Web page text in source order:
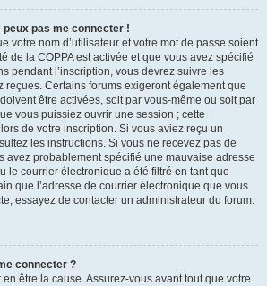
pas me connecter !
votre nom d’utilisateur et votre mot de passe soient
de la COPPA est activée et que vous avez spécifié
pendant l’inscription, vous devrez suivre les
reçues. Certains forums exigeront également que
être activées, soit par vous-même ou soit par
vous puissiez ouvrir une session ; cette
de votre inscription. Si vous aviez reçu un
les instructions. Si vous ne recevez pas de
avez probablement spécifié une mauvaise adresse
le courrier électronique a été filtré en tant que
que l’adresse de courrier électronique que vous
essayez de contacter un administrateur du forum.
connecter ?
être la cause. Assurez-vous avant tout que votre